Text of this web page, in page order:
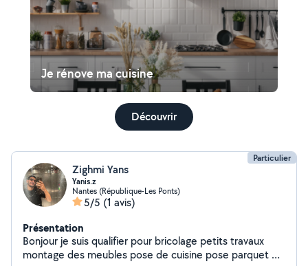
Je rénove ma cuisine
Découvrir
Particulier
Zighmi Yans
Yanis.z
Nantes (République-Les Ponts)
5/5 (1 avis)
Présentation
Bonjour je suis qualifier pour bricolage petits travaux
montage des meubles pose de cuisine pose parquet et